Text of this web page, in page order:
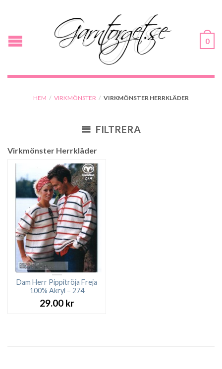
0
HEM / VIRKMÖNSTER / VIRKMÖNSTER HERRKLÄDER
FILTRERA
Virkmönster Herrkläder
Dam Herr Pippitröja Freja
100% Akryl – 274
29.00 kr